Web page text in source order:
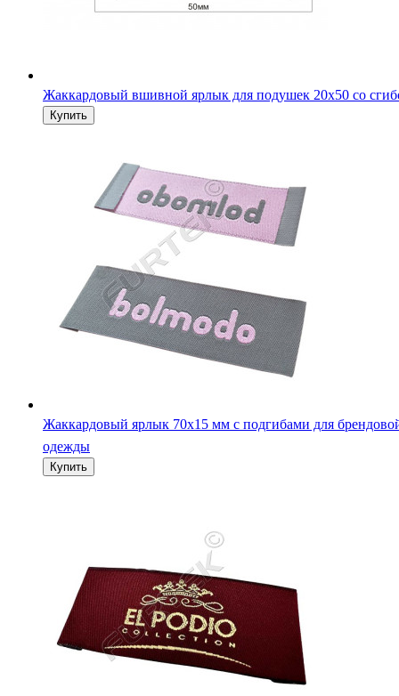
Жаккардовый вшивной ярлык для подушек 20х50 со
Жаккардовый ярлык 70х15 мм с подгибами для
одежды